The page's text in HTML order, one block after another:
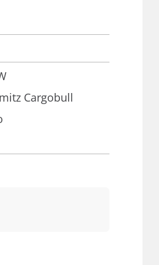
Cargobull